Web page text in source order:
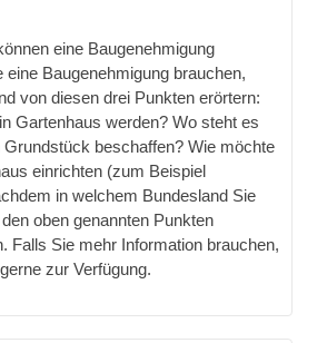
eine Baugenehmigung
eine Baugenehmigung brauchen,
von diesen drei Punkten erörtern:
Gartenhaus werden? Wo steht es
Grundstück beschaffen? Wie möchte
einrichten (zum Beispiel
in welchem Bundesland Sie
oben genannten Punkten
Falls Sie mehr Information brauchen,
zur Verfügung.